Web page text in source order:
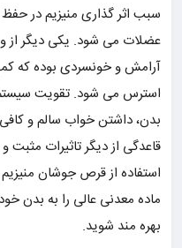
سبب اثر گذاری منیزیم در
عضلات می شود. یکی دیگر از
آرامش و خونسردی بوده که
استرس می شود. تقویت
بدن، داشتن خواب سالم و
قاعدگی از دیگر تاثیرات مثبت
استفاده از قرص جوشان
ماده معدنی عالی را به بدن
بهره مند شوید.